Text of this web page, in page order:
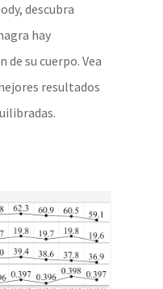
descubra
hay
su cuerpo. Vea
resultados